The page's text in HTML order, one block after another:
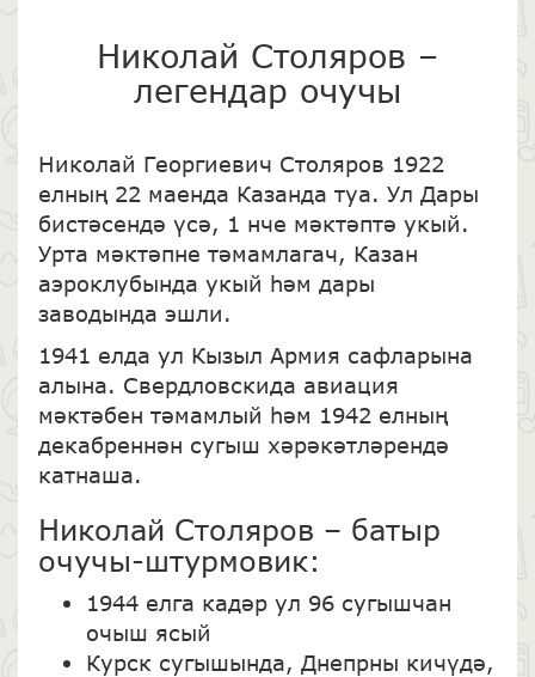
Николай Столяров –
легендар очучы
Николай Георгиевич Столяров 1922
елның 22 маенда Казанда туа. Ул Дары
бистәсендә үсә, 1 нче мәктәптә укый.
Урта мәктәпне тәмамлагач, Казан
аэроклубында укый һәм дары
заводында эшли.
1941 елда ул Кызыл Армия сафларына
алына. Свердловскида авиация
мәктәбен тәмамлый һәм 1942 елның
декабреннән сугыш хәрәкәтләрендә
катнаша.
Николай Столяров – батыр
очучы-штурмовик:
1944 елга кадәр ул 96 сугышчан
очыш ясый
Курск сугышында, Днепрны кичүдә,